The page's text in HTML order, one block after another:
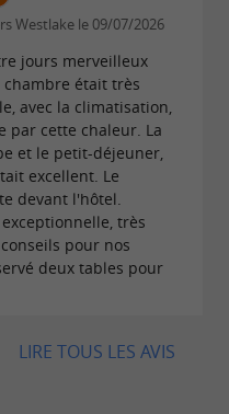
un lieu rare et
et rapide au centre-
devant la Maison
àLa Table du Ciel-
Westlake le 09/07/2026
jours merveilleux
était très
avec la climatisation,
par cette chaleur. La
et le petit-déjeuner,
excellent. Le
devant l'hôtel.
très
pour nos
deux tables pour
LIRE TOUS LES AVIS